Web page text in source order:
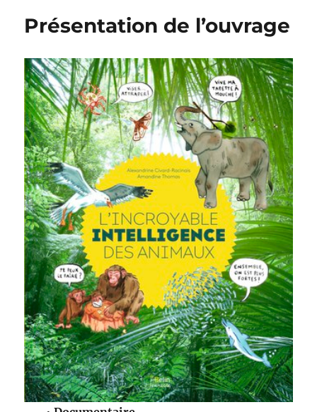
Présentation de l’ouvrage